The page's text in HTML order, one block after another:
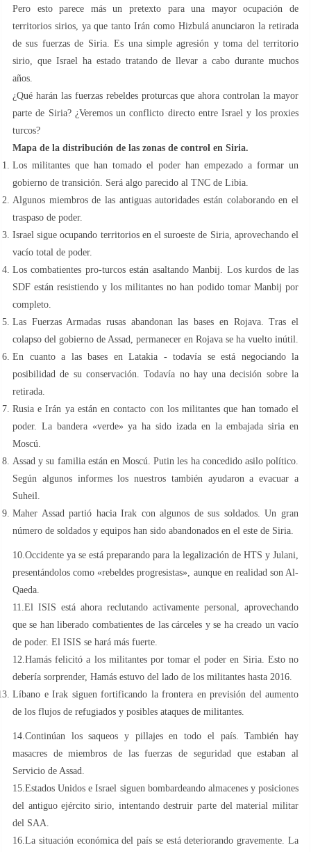
Pero esto parece más un pretexto para una mayor ocupación de
territorios sirios, ya que tanto Irán como Hizbulá anunciaron la retirada
de sus fuerzas de Siria. Es una simple agresión y toma del territorio
sirio, que Israel ha estado tratando de llevar a cabo durante muchos
años.
¿Qué harán las fuerzas rebeldes proturcas que ahora controlan la mayor
parte de Siria? ¿Veremos un conflicto directo entre Israel y los proxies
turcos?
Mapa de la distribución de las zonas de control en Siria.
Los militantes que han tomado el poder han empezado a formar un
gobierno de transición. Será algo parecido al TNC de Libia.
Algunos miembros de las antiguas autoridades están colaborando en el
traspaso de poder.
Israel sigue ocupando territorios en el suroeste de Siria, aprovechando el
vacío total de poder.
Los combatientes pro-turcos están asaltando Manbij. Los kurdos de las
SDF están resistiendo y los militantes no han podido tomar Manbij por
completo.
Las Fuerzas Armadas rusas abandonan las bases en Rojava. Tras el
colapso del gobierno de Assad, permanecer en Rojava se ha vuelto inútil.
En cuanto a las bases en Latakia - todavía se está negociando la
posibilidad de su conservación. Todavía no hay una decisión sobre la
retirada.
Rusia e Irán ya están en contacto con los militantes que han tomado el
poder. La bandera «verde» ya ha sido izada en la embajada siria en
Moscú.
Assad y su familia están en Moscú. Putin les ha concedido asilo político.
Según algunos informes los nuestros también ayudaron a evacuar a
Suheil.
Maher Assad partió hacia Irak con algunos de sus soldados. Un gran
número de soldados y equipos han sido abandonados en el este de Siria.
10.Occidente ya se está preparando para la legalización de HTS y Julani,
presentándolos como «rebeldes progresistas», aunque en realidad son Al-
Qaeda.
11.El ISIS está ahora reclutando activamente personal, aprovechando
que se han liberado combatientes de las cárceles y se ha creado un vacío
de poder. El ISIS se hará más fuerte.
12.Hamás felicitó a los militantes por tomar el poder en Siria. Esto no
debería sorprender, Hamás estuvo del lado de los militantes hasta 2016.
Líbano e Irak siguen fortificando la frontera en previsión del aumento
de los flujos de refugiados y posibles ataques de militantes.
14.Continúan los saqueos y pillajes en todo el país. También hay
masacres de miembros de las fuerzas de seguridad que estaban al
Servicio de Assad.
15.Estados Unidos e Israel siguen bombardeando almacenes y posiciones
del antiguo ejército sirio, intentando destruir parte del material militar
del SAA.
16.La situación económica del país se está deteriorando gravemente. La